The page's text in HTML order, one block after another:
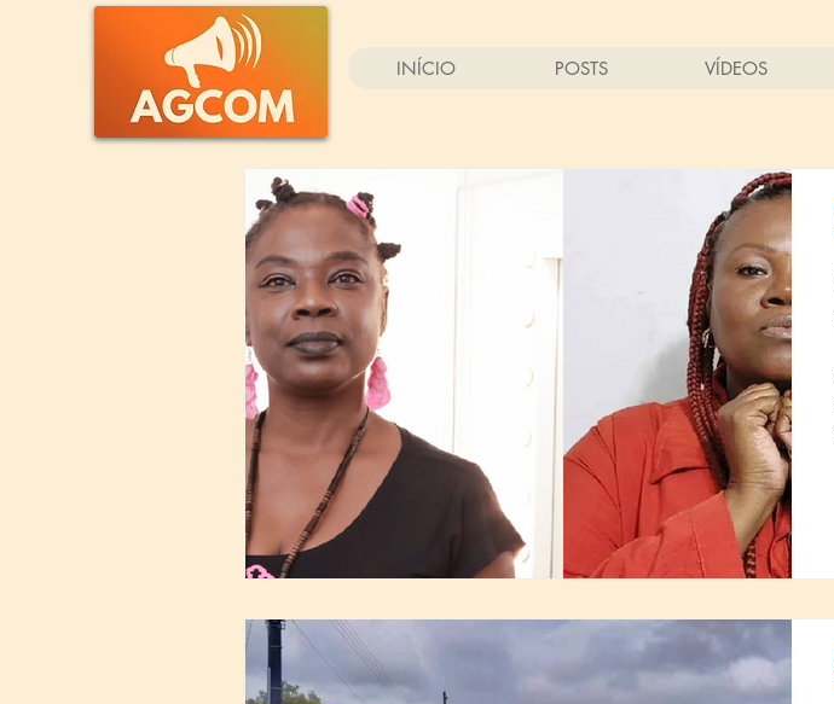
INÍCIO POSTS VÍDEOS